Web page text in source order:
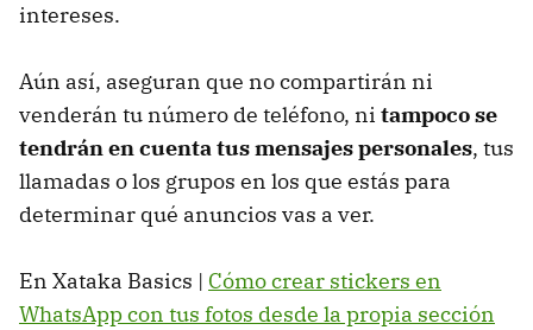
intereses.
Aún así, aseguran que no compartirán ni
venderán tu número de teléfono, ni tampoco se
tendrán en cuenta tus mensajes personales, tus
llamadas o los grupos en los que estás para
determinar qué anuncios vas a ver.
En Xataka Basics | Cómo crear stickers en
WhatsApp con tus fotos desde la propia sección